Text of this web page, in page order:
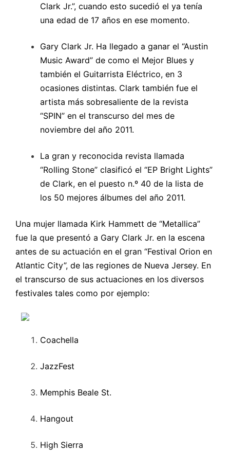
Clark Jr.”, cuando esto sucedió el ya tenía
una edad de 17 años en ese momento.
Gary Clark Jr. Ha llegado a ganar el “Austin
Music Award” de como el Mejor Blues y
también el Guitarrista Eléctrico, en 3
ocasiones distintas. Clark también fue el
artista más sobresaliente de la revista
“SPIN” en el transcurso del mes de
noviembre del año 2011.
La gran y reconocida revista llamada
“Rolling Stone” clasificó el “EP Bright Lights”
de Clark, en el puesto n.º 40 de la lista de
los 50 mejores álbumes del año 2011.
Una mujer llamada Kirk Hammett de “Metallica”
fue la que presentó a Gary Clark Jr. en la escena
antes de su actuación en el gran “Festival Orion en
Atlantic City”, de las regiones de Nueva Jersey. En
el transcurso de sus actuaciones en los diversos
festivales tales como por ejemplo:
Coachella
JazzFest
Memphis Beale St.
Hangout
High Sierra